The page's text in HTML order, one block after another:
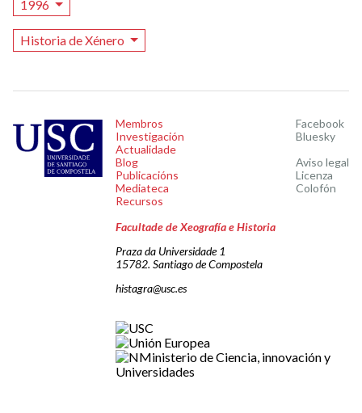
1996
Historia de Xénero
Membros
Investigación
Actualidade
Blog
Publicacións
Mediateca
Recursos
Facebook
Bluesky
Aviso legal
Licenza
Colofón
Facultade de Xeografía e Historia
Praza da Universidade 1
15782. Santiago de Compostela
histagra@usc.es